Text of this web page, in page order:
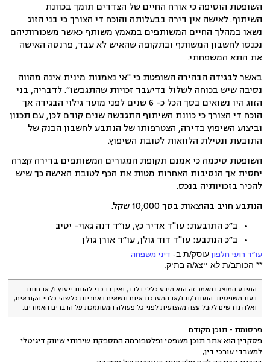
השופטת הוסיפה כי אורח החיים של הצדדים תומך בכוונת
השיתוף.לאישה אין דירה בבעלותה והוכח די הצורך כי בני הזוג
נשאו במהלך החיים המשותפים במאמץ משותף כאשר משכורותיהם
נכנסו לחשבון המשותף ובתקופה שהאיש לא עבד, פרנסה האישה
את התא המשפחתי.
באשר לבגידה הבהירה השופטת כי "אי נאמנות מינית אינה מהווה
נסיבה שיש בכוחה לשלול בדיעבד זכויות שהתגבשו״. לדבריה, בני
הזוג היו נשואים בסך הכל כ- 6 שנים לפני מועד גילוי הבגידה אך
הוכח די הצורך כי כוונת השיתוף התגבשה שנים קודם לכן, עם תכנון
וביצוע השיפוץ בדירה, הצטרפותו של הנתבע לחשבון הבנק של
התובעת ונטילת הלוואות לטובת השיפוץ.
השופטת סיכמה כי אמנם תקופת המגורים המשותפים בדירה קצרה
יחסית אך הנסיבות האחרות מטות את הכף לטובת האישה כך שיש
להכיר בזכויותיה בנכס.
הנתבע חויב בהוצאות בסך 10,000 שקל.
ב״כ התובעת: עו"ד אדיר כץ, עו״ד דנה גאוי- יטיב
ב״כ הנתבע: עו"ד דוד גולן, עו״ד אורן גולן
עו״ד רועי חלפוןעוסק/ת ב- דיני משפחה
** הכותב/ת לא ייצג/ה בתיק.
המידע המוצג במאמר זה הוא מידע כללי בלבד, ואין בו כדי להוות ייעוץ ו/ או חוות
דעת משפטית. המחבר/ת ו/או המערכת אינם נושאים באחריות כלשהי כלפי הקוראים,
ואלה נדרשים לקבל עצה מקצועית לפני כל פעולה המסתמכת על הדברים האמורים.
פרסומת - תוכן מקודם
פסקדין הוא אתר תוכן משפטי ופלטפורמה המספקת שירותי שיווק דיגיטלי
למשרדי עורכי דין,